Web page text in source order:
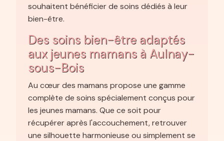
souhaitent bénéficier de soins dédiés à leur
bien-être.
Des soins bien-être adaptés
aux jeunes mamans à Aulnay-
sous-Bois
Au cœur des mamans propose une gamme
complète de soins spécialement conçus pour
les jeunes mamans. Que ce soit pour
récupérer après l'accouchement, retrouver
une silhouette harmonieuse ou simplement se